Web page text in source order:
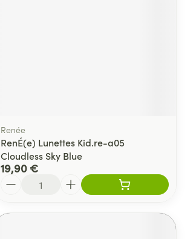
Renée
RenÉ(e) Lunettes Kid.re-a05
Cloudless Sky Blue
19,90 €